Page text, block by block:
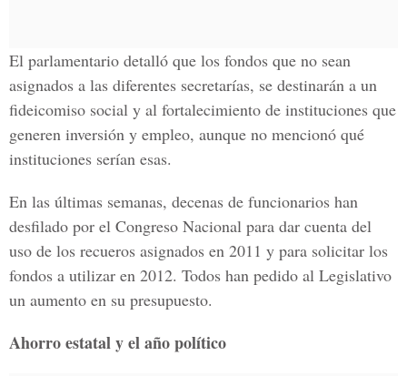
El parlamentario detalló que los fondos que no sean
asignados a las diferentes secretarías, se destinarán a un
fideicomiso social y al fortalecimiento de instituciones que
generen inversión y empleo, aunque no mencionó qué
instituciones serían esas.
En las últimas semanas, decenas de funcionarios han
desfilado por el Congreso Nacional para dar cuenta del
uso de los recueros asignados en 2011 y para solicitar los
fondos a utilizar en 2012. Todos han pedido al Legislativo
un aumento en su presupuesto.
Ahorro estatal y el año político